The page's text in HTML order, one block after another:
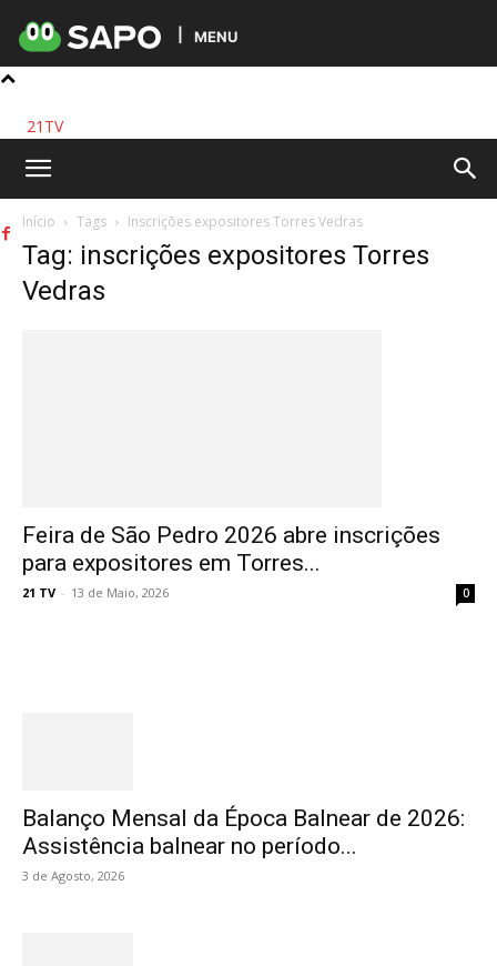
MENU
21TV
Início Tags Inscrições expositores Torres Vedras
Tag: inscrições expositores Torres
Vedras
Feira de São Pedro 2026 abre inscrições
para expositores em Torres...
21 TV - 13 de Maio, 2026 0
Balanço Mensal da Época Balnear de 2026:
Assistência balnear no período...
3 de Agosto, 2026